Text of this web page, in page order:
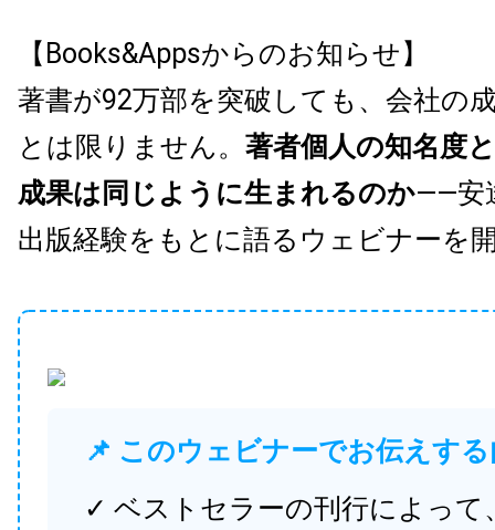
【Books&Appsからのお知らせ】
著書が92万部を突破しても、会社の
とは限りません。 著者個人の知名度
成果は同じように生まれるのか——安
出版経験をもとに語るウェビナーを
📌 このウェビナーでお伝えす
✓ ベストセラーの刊行によって